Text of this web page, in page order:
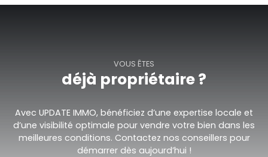
VOUS ÊTES
déjà propriétaire ?
Avec UPDATE IMMO, bénéficiez d’une expertise locale et
d’une visibilité optimale pour vendre votre bien dans les
meilleures conditions. Contactez nos conseillers pour
démarrer dès aujourd’hui !